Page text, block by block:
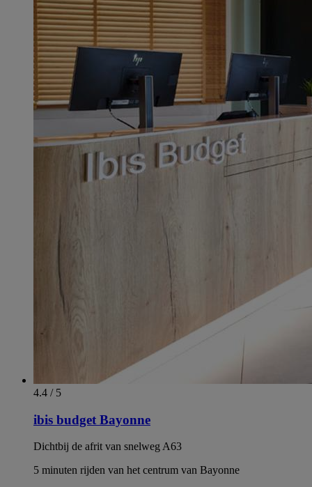
4.4 / 5
ibis budget Bayonne
Dichtbij de afrit van snelweg A63
5 minuten rijden van het centrum van Bayonne